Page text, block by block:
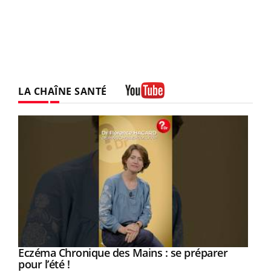
LA CHAÎNE SANTÉ
Youtube
Eczéma Chronique des Mains : se préparer
pour l’été !Youtube